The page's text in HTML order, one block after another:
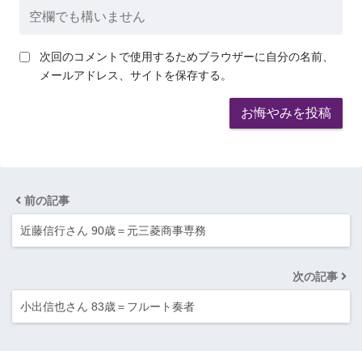
次回のコメントで使用するためブラウザーに自分の名前、
メールアドレス、サイトを保存する。
前の記事
近藤信行さん 90歳＝元三菱商事専務
次の記事
小出信也さん 83歳＝フルート奏者